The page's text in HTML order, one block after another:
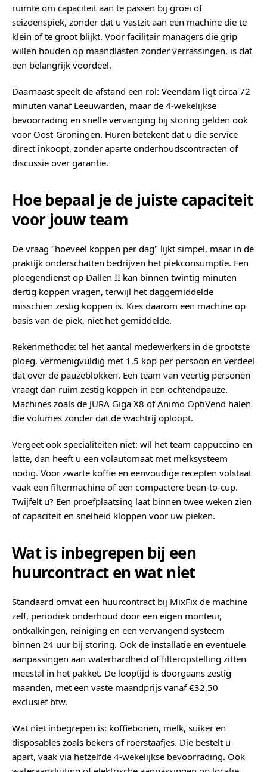
ruimte om capaciteit aan te passen bij groei of
seizoenspiek, zonder dat u vastzit aan een machine die te
klein of te groot blijkt. Voor facilitair managers die grip
willen houden op maandlasten zonder verrassingen, is dat
een belangrijk voordeel.
Daarnaast speelt de afstand een rol: Veendam ligt circa 72
minuten vanaf Leeuwarden, maar de 4-wekelijkse
bevoorrading en snelle vervanging bij storing gelden ook
voor Oost-Groningen. Huren betekent dat u die service
direct inkoopt, zonder aparte onderhoudscontracten of
discussie over garantie.
Hoe bepaal je de juiste capaciteit
voor jouw team
De vraag "hoeveel koppen per dag" lijkt simpel, maar in de
praktijk onderschatten bedrijven het piekconsumptie. Een
ploegendienst op Dallen II kan binnen twintig minuten
dertig koppen vragen, terwijl het daggemiddelde
misschien zestig koppen is. Kies daarom een machine op
basis van de piek, niet het gemiddelde.
Rekenmethode: tel het aantal medewerkers in de grootste
ploeg, vermenigvuldig met 1,5 kop per persoon en verdeel
dat over de pauzeblokken. Een team van veertig personen
vraagt dan ruim zestig koppen in een ochtendpauze.
Machines zoals de JURA Giga X8 of Animo OptiVend halen
die volumes zonder dat de wachtrij oploopt.
Vergeet ook specialiteiten niet: wil het team cappuccino en
latte, dan heeft u een volautomaat met melksysteem
nodig. Voor zwarte koffie en eenvoudige recepten volstaat
vaak een filtermachine of een compactere bean-to-cup.
Twijfelt u? Een proefplaatsing laat binnen twee weken zien
of capaciteit en snelheid kloppen voor uw pieken.
Wat is inbegrepen bij een
huurcontract en wat niet
Standaard omvat een huurcontract bij MixFix de machine
zelf, periodiek onderhoud door een eigen monteur,
ontkalkingen, reiniging en een vervangend systeem
binnen 24 uur bij storing. Ook de installatie en eventuele
aanpassingen aan waterhardheid of filteropstelling zitten
meestal in het pakket. De looptijd is doorgaans zestig
maanden, met een vaste maandprijs vanaf €32,50
exclusief btw.
Wat niet inbegrepen is: koffiebonen, melk, suiker en
disposables zoals bekers of roerstaafjes. Die bestelt u
apart, vaak via hetzelfde 4-wekelijkse bevoorrading. Ook